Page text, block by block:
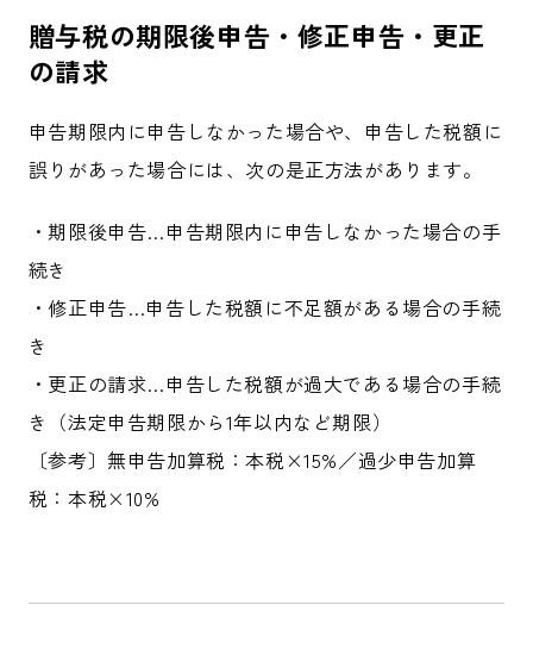
贈与税の期限後申告・修正申告・更正
の請求
申告期限内に申告しなかった場合や、申告した税額に
誤りがあった場合には、次の是正方法があります。
・期限後申告…申告期限内に申告しなかった場合の手
続き
・修正申告…申告した税額に不足額がある場合の手続
き
・更正の請求…申告した税額が過大である場合の手続
き（法定申告期限から1年以内など期限）
〔参考〕無申告加算税：本税×15%／過少申告加算
税：本税×10%